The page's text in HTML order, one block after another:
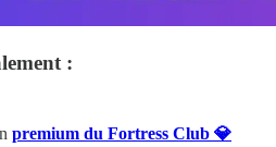
:
premium du Fortress Club 💎